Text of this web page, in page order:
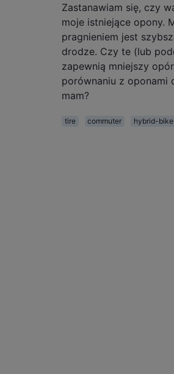
Zastanawiam się, czy
moje istniejące opony.
pragnieniem jest
drodze. Czy te (lub
zapewnią mniejszy
porównaniu z oponami
mam?
tire commuter
hybrid-bike